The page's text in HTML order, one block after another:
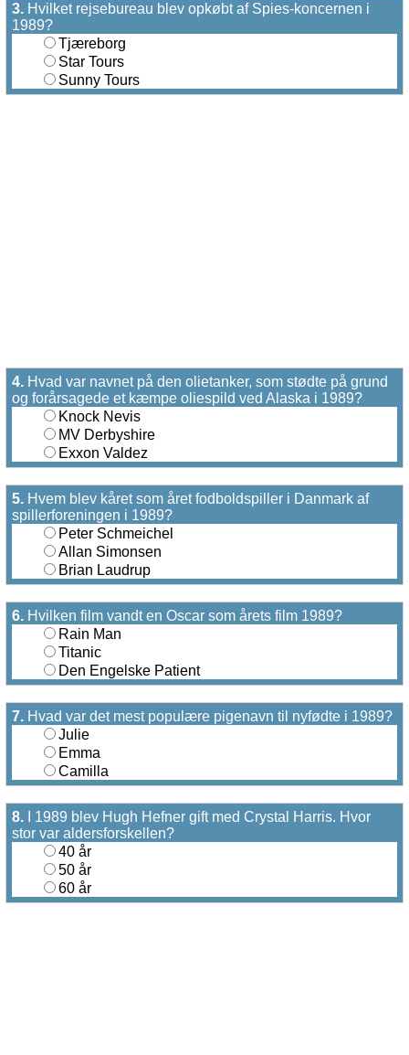
3. Hvilket rejsebureau blev opkøbt af Spies-koncernen i
1989?
Tjæreborg
Star Tours
Sunny Tours
4. Hvad var navnet på den olietanker, som stødte på grund
og forårsagede et kæmpe oliespild ved Alaska i 1989?
Knock Nevis
MV Derbyshire
Exxon Valdez
5. Hvem blev kåret som året fodboldspiller i Danmark af
spillerforeningen i 1989?
Peter Schmeichel
Allan Simonsen
Brian Laudrup
6. Hvilken film vandt en Oscar som årets film 1989?
Rain Man
Titanic
Den Engelske Patient
7. Hvad var det mest populære pigenavn til nyfødte i 1989?
Julie
Emma
Camilla
8. I 1989 blev Hugh Hefner gift med Crystal Harris. Hvor
stor var aldersforskellen?
40 år
50 år
60 år